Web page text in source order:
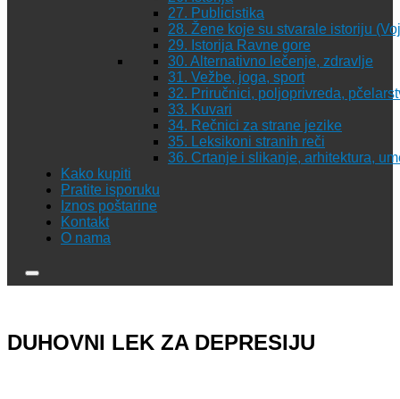
27. Publicistika
28. Žene koje su stvarale istoriju
29. Istorija Ravne gore
30. Alternativno lečenje, zdravlje
31. Vežbe, joga, sport
32. Priručnici, poljoprivreda,
33. Kuvari
34. Rečnici za strane jezike
35. Leksikoni stranih reči
36. Crtanje i slikanje, arhitektura,
Kako kupiti
Pratite isporuku
Iznos poštarine
Kontakt
O nama
DUHOVNI LEK ZA DEPRESIJU